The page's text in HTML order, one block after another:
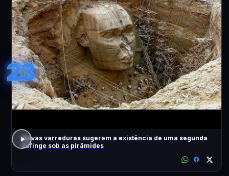
23
Novas varreduras sugerem a existência de uma segunda
Esfinge sob as pirâmides